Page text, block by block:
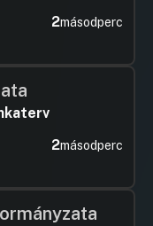
1másodperc
1másodperc